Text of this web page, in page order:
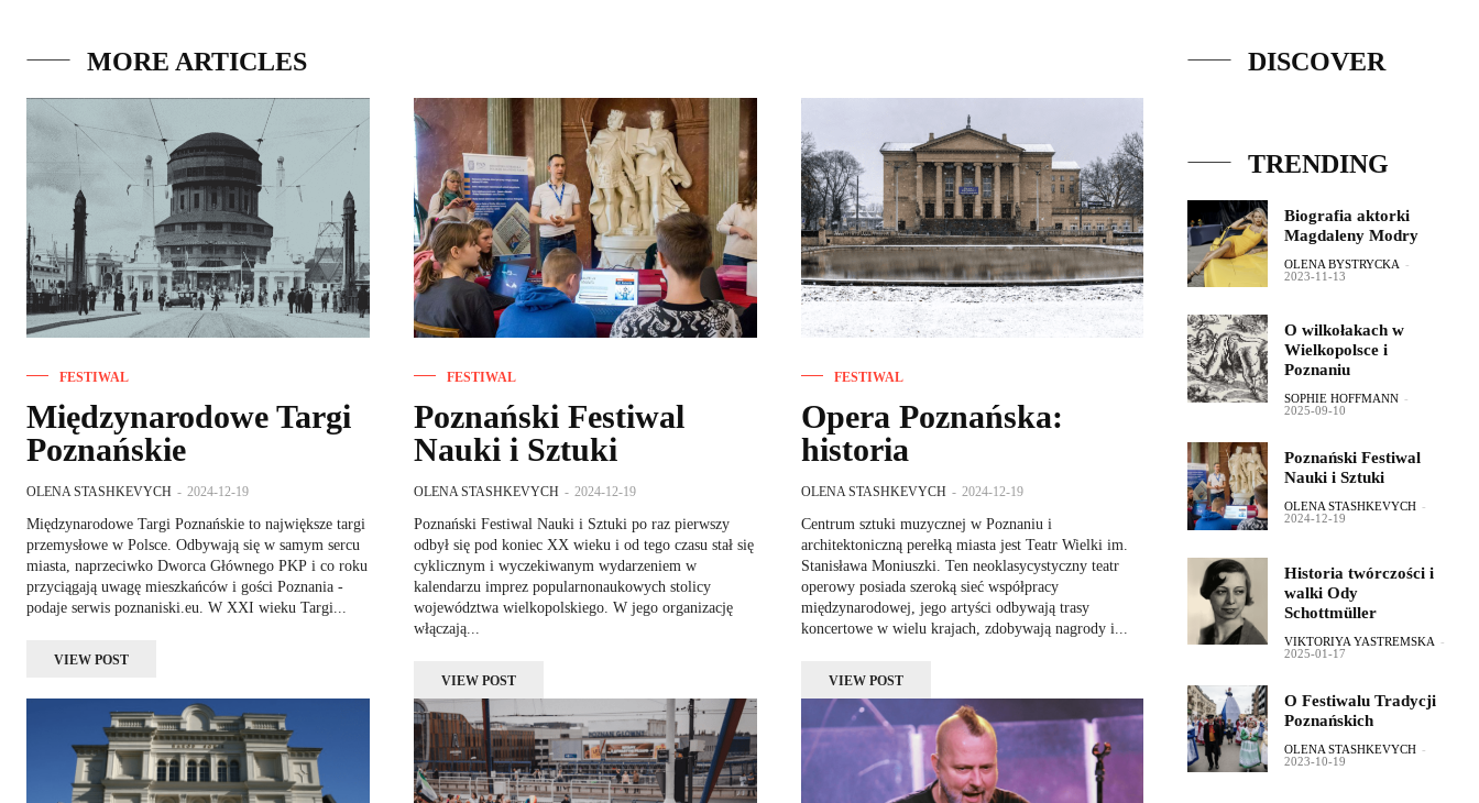
MORE ARTICLES
FESTIWAL
Międzynarodowe Targi
Poznańskie
OLENA STASHKEVYCH - 2024-12-19
Międzynarodowe Targi Poznańskie to największe targi
przemysłowe w Polsce. Odbywają się w samym sercu
miasta, naprzeciwko Dworca Głównego PKP i co roku
przyciągają uwagę mieszkańców i gości Poznania -
podaje serwis poznaniski.eu. W XXI wieku Targi...
VIEW POST
FESTIWAL
Poznański Festiwal
Nauki i Sztuki
OLENA STASHKEVYCH - 2024-12-19
Poznański Festiwal Nauki i Sztuki po raz pierwszy
odbył się pod koniec XX wieku i od tego czasu stał się
cyklicznym i wyczekiwanym wydarzeniem w
kalendarzu imprez popularnonaukowych stolicy
województwa wielkopolskiego. W jego organizację
włączają...
VIEW POST
FESTIWAL
Opera Poznańska:
historia
OLENA STASHKEVYCH - 2024-12-19
Centrum sztuki muzycznej w Poznaniu i
architektoniczną perełką miasta jest Teatr Wielki im.
Stanisława Moniuszki. Ten neoklasycystyczny teatr
operowy posiada szeroką sieć współpracy
międzynarodowej, jego artyści odbywają trasy
koncertowe w wielu krajach, zdobywają nagrody i...
VIEW POST
DISCOVER
TRENDING
Biografia aktorki
Magdaleny Modry
OLENA BYSTRYCKA -
2023-11-13
O wilkołakach w
Wielkopolsce i
Poznaniu
SOPHIE HOFFMANN -
2025-09-10
Poznański Festiwal
Nauki i Sztuki
OLENA STASHKEVYCH -
2024-12-19
Historia twórczości i
walki Ody
Schottmüller
VIKTORIYA YASTREMSKA -
2025-01-17
O Festiwalu Tradycji
Poznańskich
OLENA STASHKEVYCH -
2023-10-19